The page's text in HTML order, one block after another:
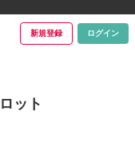
新規登録 ログイン
ット